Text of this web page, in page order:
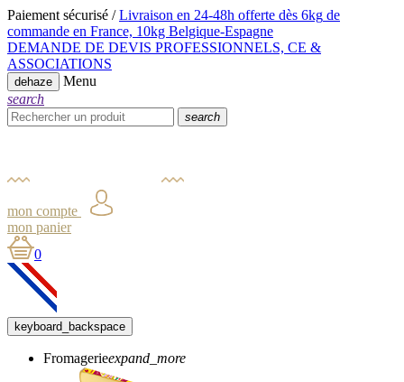
Paiement sécurisé / Livraison en 24-48h offerte dès 6kg de
commande en France, 10kg Belgique-Espagne
DEMANDE DE DEVIS PROFESSIONNELS, CE &
ASSOCIATIONS
dehaze
Menu
search
search
mon compte
mon panier
0
keyboard_backspace
Fromagerieexpand_more